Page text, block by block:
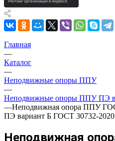
Главная
—
Каталог
—
Неподвижные опоры ППУ
—
Неподвижные опоры ППУ ПЭ
—Неподвижная опора ППУ
ПЭ вариант Б ГОСТ 30732-2020
Неподвижная